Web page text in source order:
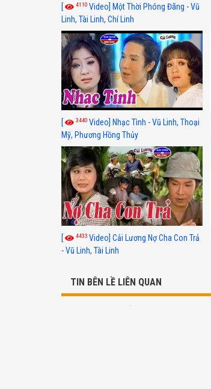
[ 4110 Video] Một Thời Phóng Đãng - Vũ
Linh, Tài Linh, Chí Linh
[ 3440 Video] Nhạc Tình - Vũ Linh, Thoại
Mỹ, Phương Hồng Thủy
[ 4433 Video] Cải Lương Nợ Cha Con Trả
- Vũ Linh, Tài Linh
TIN BÊN LỀ LIÊN QUAN